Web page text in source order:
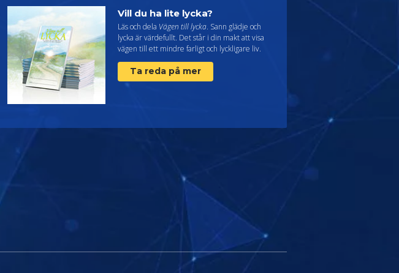
Vill du ha lite lycka?
Läs och dela Vägen till lycka. Sann glädje och
lycka är värdefullt. Det står i din makt att visa
vägen till ett mindre farligt och lyckligare liv.
Ta reda på mer